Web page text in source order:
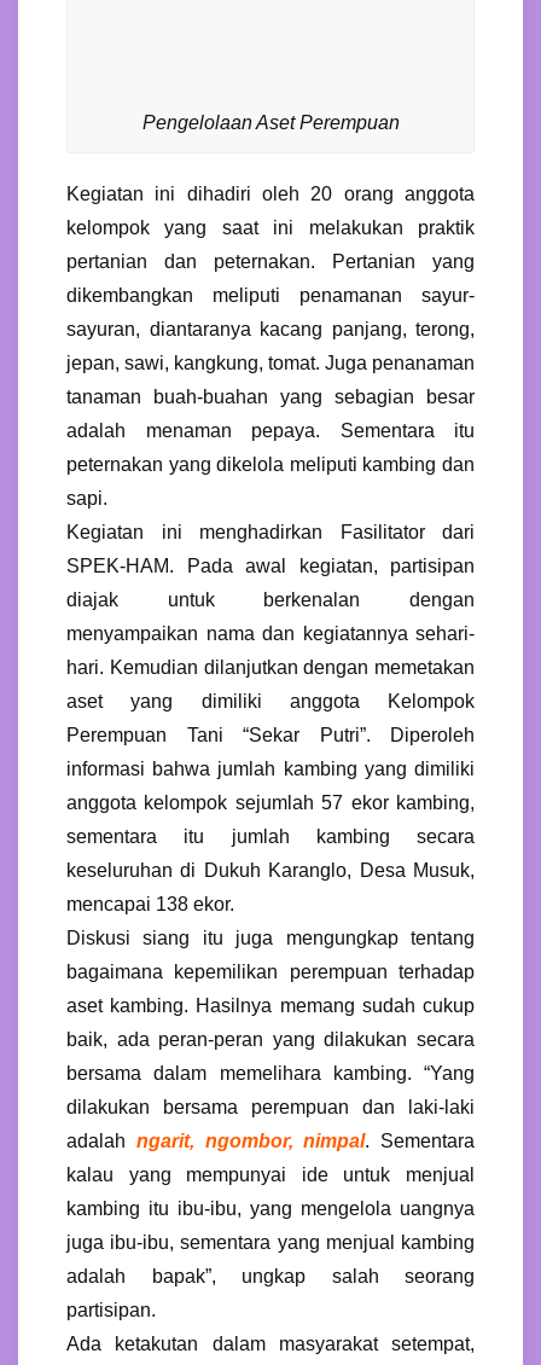
Pengelolaan Aset Perempuan
Kegiatan ini dihadiri oleh 20 orang anggota
kelompok yang saat ini melakukan praktik
pertanian dan peternakan. Pertanian yang
dikembangkan meliputi penamanan sayur-
sayuran, diantaranya kacang panjang, terong,
jepan, sawi, kangkung, tomat. Juga penanaman
tanaman buah-buahan yang sebagian besar
adalah menaman pepaya. Sementara itu
peternakan yang dikelola meliputi kambing dan
sapi.
Kegiatan ini menghadirkan Fasilitator dari
SPEK-HAM. Pada awal kegiatan, partisipan
diajak untuk berkenalan dengan
menyampaikan nama dan kegiatannya sehari-
hari. Kemudian dilanjutkan dengan memetakan
aset yang dimiliki anggota Kelompok
Perempuan Tani “Sekar Putri”. Diperoleh
informasi bahwa jumlah kambing yang dimiliki
anggota kelompok sejumlah 57 ekor kambing,
sementara itu jumlah kambing secara
keseluruhan di Dukuh Karanglo, Desa Musuk,
mencapai 138 ekor.
Diskusi siang itu juga mengungkap tentang
bagaimana kepemilikan perempuan terhadap
aset kambing. Hasilnya memang sudah cukup
baik, ada peran-peran yang dilakukan secara
bersama dalam memelihara kambing. “Yang
dilakukan bersama perempuan dan laki-laki
adalah ngarit, ngombor, nimpal. Sementara
kalau yang mempunyai ide untuk menjual
kambing itu ibu-ibu, yang mengelola uangnya
juga ibu-ibu, sementara yang menjual kambing
adalah bapak”, ungkap salah seorang
partisipan.
Ada ketakutan dalam masyarakat setempat,